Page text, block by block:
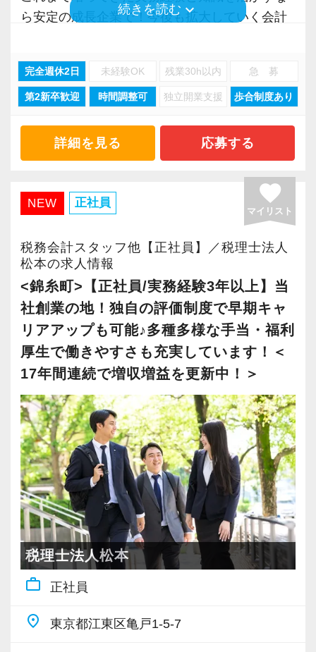
お客様からの「ありがとう」が、最大のやりが
はじめての仕事には不安もあるかもしれません
が、当社は同じ目標をもったインターンの数も
多く心強いですよ。やる気のある方、ご応募お
待ちしています！
越えていきましょう！
付ける経験を積むことが自信に繋がります。
多くのインターン生を育成した実績があります
の成⻑を日々実感して頂けると思います。
自分が「将来こうなりたい」「こんな風に成⻑
したい」「こういうサービスを提供したい」と
いう夢を語れる若いパワーのある方を求めてい
ます。
新しい扉を開けるのはとても勇気がいることで
すが、輝ける未来のために一歩を踏み出して一
緒に頑張っていきませんか？
【現役スタッフの声】
インターンから新卒で入社しました。
インターン時代は「ここまでやるの！？」とい
うくらい実践に近い形の業務を任されて大変な1
年でしたが、だからこそ実力がつき達成感を得
ることができました。
まだ入社１年目ですが、すでに法人20件・個人8
件を担当させてもらっています。
現在は、税理士を目指して勉強にも励んでいま
す。
オフィスに税理士がいるので、わからないこと
はすぐ聞けるのがいいですね。
在、後輩の手本になるような存在になれるよう
キャリアステップは等級制（1〜6等級）で、求
められる業務レベルや役割を明確にしていま
ステップアップが可能です。
昇級は年に2回の自己申請制で何度でもチャレン
【定期的な班替えや席替えで、より多くのこと
を学べる体制！】
当社ではフリーアドレスと固定席を併用しなが
ら業務を行っています。
そのなかで定期的な席替えやチームの班替えを
実施。得意分野や経験の異なる様々な人と一緒
に仕事を行うことで、より柔軟かつ多彩なノウ
ハウや知識を身に付けられる体制を整えていま
す。
また関西・関東とそれぞれの拠点での交流もあ
り、オンライン・オフラインを問わず気軽に話
し合える社風です。
【各種社会保険完備、ユニークな手当制度あ
り】
社会保険等の一般的な福利厚生の他に、各種手
当も充実。
税務能力検定等の資格検定に合格するともらえ
る「合格手当」、社員には入社3年（5万円）・5
す。
供する真の「税務プロフェッショナル」として
【将来オフィスをお任せできる貴方の力を求め
ています】
らなる活躍の場を求めている貴方の力を発揮で
きる職場です。
新たなマネージャー候補として、将来的にオフ
ィスを任せられる方の力を求めています。
やる気とコミュニケーション能力を重視しま
す。
税理士はサービス業です。誠実に仕事を行い、
お客様に満足していただくことを大事にしてく
れる方を求めています。
スキルと経験に合わせてキャリアを重ねつつ、
部下のマネジメントも少しずつお任せして自信
を持っていけるよう私たちもバックアップしま
す。
最初は自信が無くても意欲があれば大丈夫で
す。
一緒に事務所を盛り立てていただける方をお待
ちしています！
【こんな方を求めています】
・情熱を持って仕事ができ、途中で諦めない人
・積極性と向上心を持ち合わせている人
に対して認証される「社労士診断認証制度」を
施企業」の認定を受け、今後も社員が働きやす
い環境づくりを積極的に推進していきます。
おりますので、当社で将来の不安なく働いてみ
ませんか？
【新宿の事務所はこんなオフィスです】
20代のスタッフが多数在籍しており、当社拠点
のなかでも一番明るく元気なオフィスです。
新宿三丁目駅直結で交通の便がよく、通勤しや
すい立地にあります。
飲食業や接客業のお客様が多く、お客様のご紹
介から新しいお客様も増えております。
実務重視の研修を幅広く実施しているため、ス
ピーディーに経験値を積むことができるのが最
大の魅力です。
バリバリ働いて活躍したい方、大歓迎です！
これからますます成長していく新宿オフィス
で、一緒に成長していきましょう！
【ご紹介が多い安定企業でお客様から一番に信
頼される税務のプロを目指せます】
私達は「税務のプロフェッショナルとしてお客
様に寄り添う」ことが一つの使命です。
お客様から「こうしたい」という理想をいただ
ら安定の成長企業で！今後も拡大していく会計
現在当社では「渋谷」「新宿」「錦糸町」
ます。
2021年6月に「渋谷オフィス」を新設し、その
後「新宿オフィス」「大阪オフィス」「錦糸町
オフィス」が拡張移転！
さらに2022年12月には「柏オフィス」を開設
し、2025年には大阪オフィスを増床するなど、
事業拡大を続けています。
安定性抜群の環境で自己成長を実現できます。
社員の持つ「やる・やりたい」という気持ちを
大事にしているため、資格を持っていなくて
も、スピーディーなキャリアアップが可能で
す！
会計事務所経験者の方には幅広い業務に携わっ
ていただき、早い段階から部下やチームのマネ
ジメント業務にも挑戦できます！これまでの経
験・知識を活かしながら、さらに上のステージ
でキャリアアップをしませんか？
【対象業種100種以上！節税・融資・税務調査に
強い税理士法人です】
創業以来17年連続増収増益、顧問先数2500以
お客様に事務所までご来社いただく来所型サー
続きを読む keyboard_arrow_down
完全週休2日 未経験OK 残業30h以内 急 募
第2新卒歓迎 時間調整可 独立開業支援 歩合制度あり
詳細を見る 応募する
NEW 正社員 favorite
マイリスト
税務会計スタッフ他【正社員】／税理士法人
松本の求人情報
<錦糸町>【正社員/実務経験3年以上】当
社創業の地！独自の評価制度で早期キャ
リアアップも可能♪多種多様な手当・福利
厚生で働きやすさも充実しています！＜
17年間連続で増収増益を更新中！＞
税理士法人松本
work_outline 正社員
place 東京都江東区亀戸1-5-7